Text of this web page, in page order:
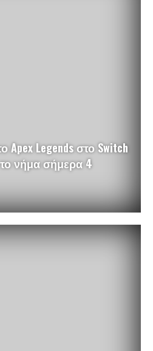
Apex Legends στο Switch
νήμα σήμερα 4